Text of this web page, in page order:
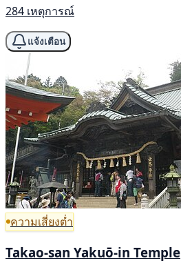
284 เหตุการณ์
แจ้งเตือน
ความเสี่ยงต่ำ
Takao-san Yakuō-in Temple